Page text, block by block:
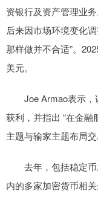
资银行及资产管理业
后来因市场环境变化
那样做并不合适”。
美元。
Joe Armao表示，
获利，并指出 “在金
主题与输家主题布局交
去年，包括稳定币
内的多家加密货币相